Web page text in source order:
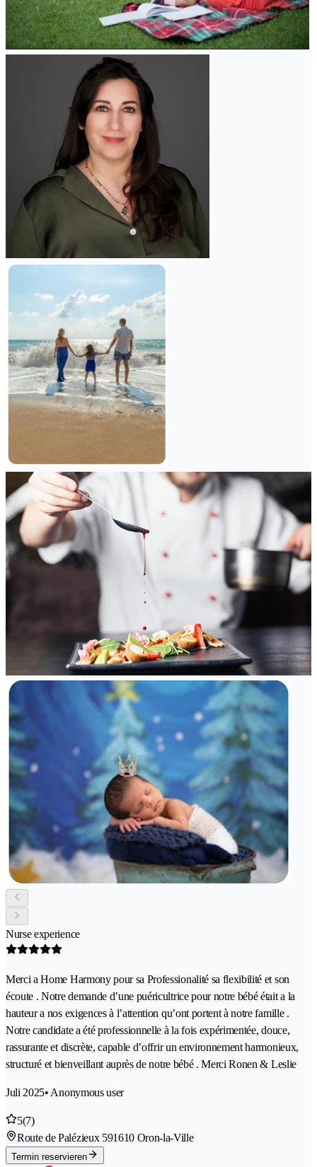
Nurse experience
Merci a Home Harmony pour sa Professionalité sa flexibilité et son
écoute . Notre demande d’une puéricultrice pour notre bébé était a la
hauteur a nos exigences à l’attention qu’ont portent à notre famille .
Notre candidate a été professionnelle à la fois expérimentée, douce,
rassurante et discrète, capable d’offrir un environnement harmonieux,
structuré et bienveillant auprès de notre bébé . Merci Ronen & Leslie
Juli 2025• Anonymous user
5(7)
Route de Palézieux 591610 Oron-la-Ville
Termin reservieren